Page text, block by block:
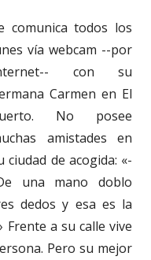
comunica todos los
vía webcam --por
con su
Carmen en El
No posee
amistades en
ciudad de acogida: «-
una mano doblo
dedos y esa es la
Frente a su calle vive
Pero su mejor